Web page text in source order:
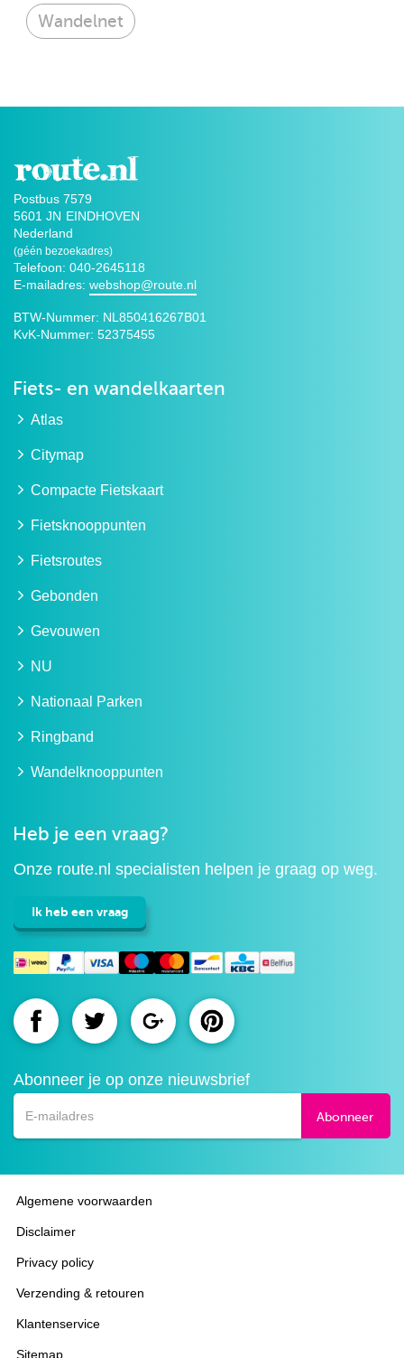
Wandelnet
Postbus 7579
5601 JN EINDHOVEN
Nederland
(géén bezoekadres)
Telefoon: 040-2645118
E-mailadres: webshop@route.nl
BTW-Nummer: NL850416267B01
KvK-Nummer: 52375455
Fiets- en wandelkaarten
Atlas
Citymap
Compacte Fietskaart
Fietsknooppunten
Fietsroutes
Gebonden
Gevouwen
NU
Nationaal Parken
Ringband
Wandelknooppunten
Heb je een vraag?
Onze route.nl specialisten helpen je graag op weg.
Ik heb een vraag
Route.nl
Facebook
Route.nlRoute.nlRoute.nl
Abonneer je op onze nieuwsbrief
Abonneer
Algemene voorwaarden
Disclaimer
Privacy policy
Verzending & retouren
Klantenservice
Sitemap